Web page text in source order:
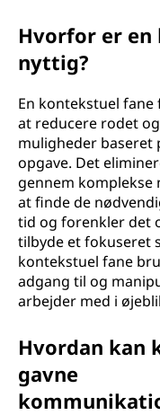
Hvorfor er
nyttig?
En kontekstuel
at reducere rodet
muligheder baseret
opgave. Det
gennem
at finde de
tid og forenkler det
tilbyde et fokuseret
kontekstuel fane
adgang til og
arbejder med i
Hvordan kan
gavne